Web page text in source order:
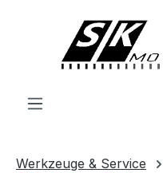
Werkzeuge & Service